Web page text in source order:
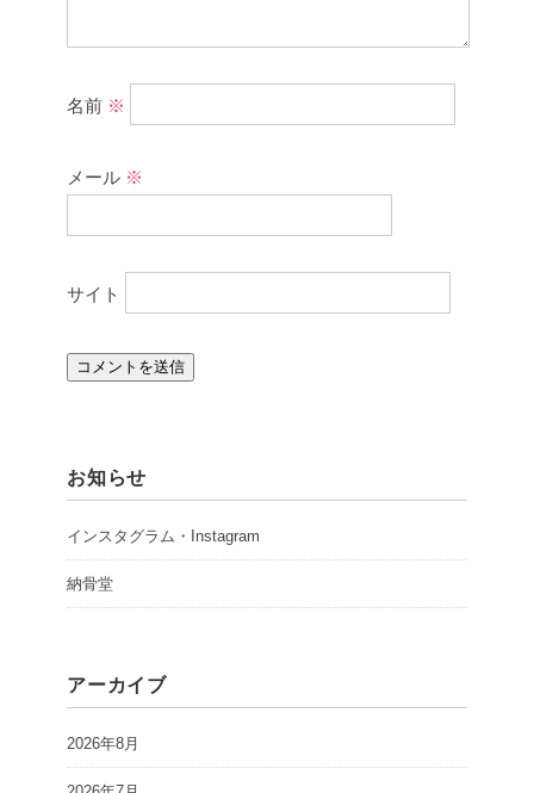
名前 ※
メール ※
サイト
お知らせ
インスタグラム・Instagram
納骨堂
アーカイブ
2026年8月